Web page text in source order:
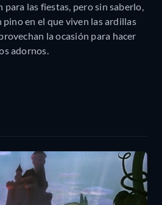
para las fiestas, pero sin saberlo,
pino en el que viven las ardillas
la ocasión para hacer
adornos.